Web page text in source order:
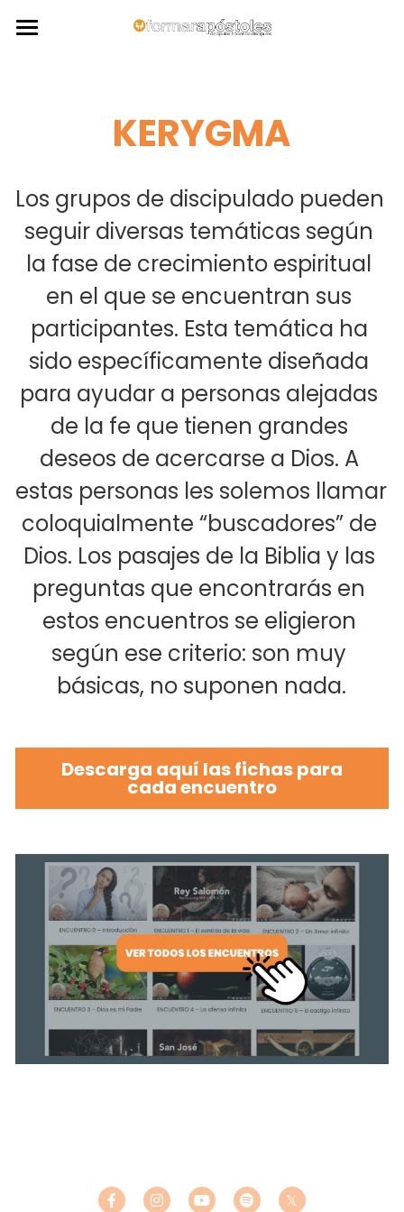
EJERCICIOS ESPIRITUALES
PROGRAMAS
IGLESIAS DOMÉSTICAS
KERYGMA
EVANGELIZACIÓN
OTROS
VIDEOS
PODCASTS
GALERÍA
ALIADOS
AL AIRE
ESTO ES BIBLIA
DONA
CONTACTO
Recursos
KERYGMA
Los grupos de discipulado pueden
seguir diversas temáticas según
la fase de crecimiento espiritual
en el que se encuentran sus
participantes. Esta temática ha
sido específicamente diseñada
para ayudar a personas alejadas
de la fe que tienen grandes
deseos de acercarse a Dios. A
estas personas les solemos llamar
coloquialmente “buscadores” de
Dios. Los pasajes de la Biblia y las
preguntas que encontrarás en
estos encuentros se eligieron
según ese criterio: son muy
básicas, no suponen nada.
Descarga aquí las fichas para
cada encuentro